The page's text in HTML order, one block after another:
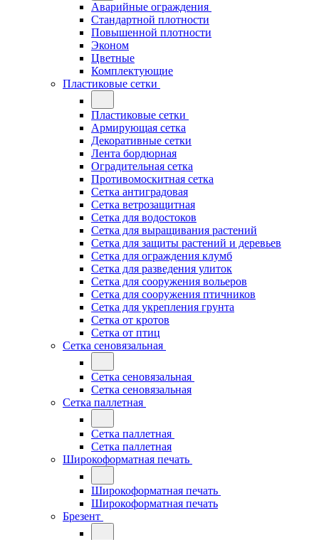
Аварийные ограждения
Стандартной плотности
Повышенной плотности
Эконом
Цветные
Комплектующие
Пластиковые сетки
Пластиковые сетки
Армирующая сетка
Декоративные сетки
Лента бордюрная
Оградительная сетка
Противомоскитная сетка
Сетка антиградовая
Сетка ветрозащитная
Сетка для водостоков
Сетка для выращивания растений
Сетка для защиты растений и деревьев
Сетка для ограждения клумб
Сетка для разведения улиток
Сетка для сооружения вольеров
Сетка для сооружения птичников
Сетка для укрепления грунта
Сетка от кротов
Сетка от птиц
Сетка сеновязальная
Сетка сеновязальная
Сетка сеновязальная
Сетка паллетная
Сетка паллетная
Сетка паллетная
Широкоформатная печать
Широкоформатная печать
Широкоформатная печать
Брезент